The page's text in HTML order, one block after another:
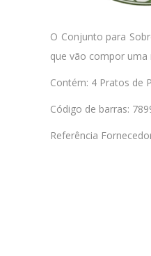
O Conjunto para
que vão compor uma
Contém: 4 Pratos de
Código de barras:
Referência